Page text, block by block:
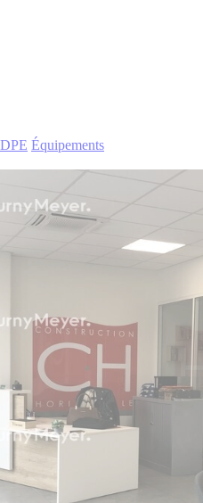
DPE Équipements